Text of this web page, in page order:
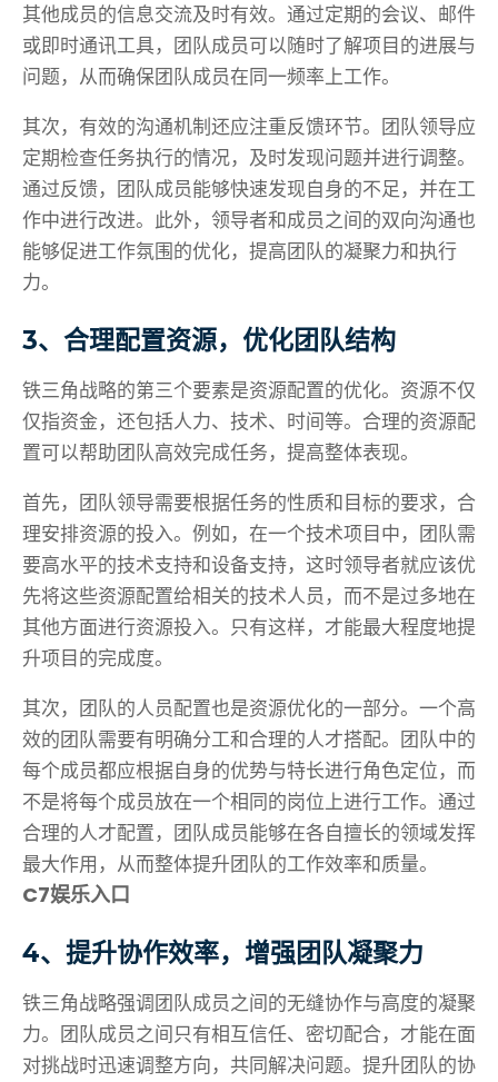
其他成员的信息交流及时有效。通过定期的会议、邮件
或即时通讯工具，团队成员可以随时了解项目的进展与
问题，从而确保团队成员在同一频率上工作。
其次，有效的沟通机制还应注重反馈环节。团队领导应
定期检查任务执行的情况，及时发现问题并进行调整。
通过反馈，团队成员能够快速发现自身的不足，并在工
作中进行改进。此外，领导者和成员之间的双向沟通也
能够促进工作氛围的优化，提高团队的凝聚力和执行
力。
3、合理配置资源，优化团队结构
铁三角战略的第三个要素是资源配置的优化。资源不仅
仅指资金，还包括人力、技术、时间等。合理的资源配
置可以帮助团队高效完成任务，提高整体表现。
首先，团队领导需要根据任务的性质和目标的要求，合
理安排资源的投入。例如，在一个技术项目中，团队需
要高水平的技术支持和设备支持，这时领导者就应该优
先将这些资源配置给相关的技术人员，而不是过多地在
其他方面进行资源投入。只有这样，才能最大程度地提
升项目的完成度。
其次，团队的人员配置也是资源优化的一部分。一个高
效的团队需要有明确分工和合理的人才搭配。团队中的
每个成员都应根据自身的优势与特长进行角色定位，而
不是将每个成员放在一个相同的岗位上进行工作。通过
合理的人才配置，团队成员能够在各自擅长的领域发挥
最大作用，从而整体提升团队的工作效率和质量。
C7娱乐入口
4、提升协作效率，增强团队凝聚力
铁三角战略强调团队成员之间的无缝协作与高度的凝聚
力。团队成员之间只有相互信任、密切配合，才能在面
对挑战时迅速调整方向，共同解决问题。提升团队的协